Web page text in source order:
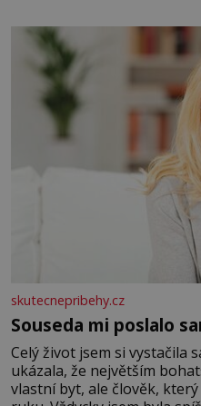
se na koloběžce a den
Velkých Losinách nebo v
skutecnepribehy.cz
Souseda mi poslalo
Celý život jsem si vystačila
ukázala, že největším
vlastní byt, ale člověk,